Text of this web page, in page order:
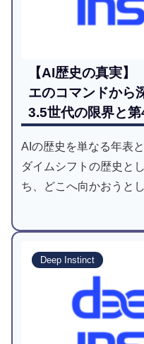
【AI歴史の真実】
エのコマンドか
3.5世代の限界と
AIの歴史を単なる年表
ダイムシフトの歴史と
ち、どこへ向かおうと
Deep Instinct